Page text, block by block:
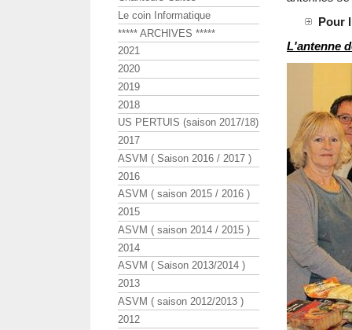
Pour
L'antenne
Le coin Informatique
***** ARCHIVES *****
2021
2020
2019
2018
US PERTUIS (saison 2017/18)
2017
ASVM ( Saison 2016 / 2017 )
2016
ASVM ( saison 2015 / 2016 )
2015
ASVM ( saison 2014 / 2015 )
2014
ASVM ( Saison 2013/2014 )
2013
ASVM ( saison 2012/2013 )
2012